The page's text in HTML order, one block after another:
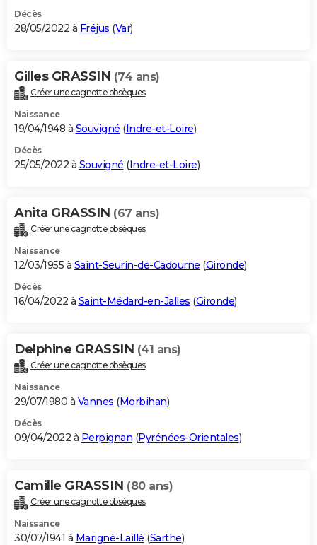
Décès
28/05/2022 à Fréjus (Var)
Gilles GRASSIN (74 ans)
Créer une cagnotte obsèques
Naissance
19/04/1948 à Souvigné (Indre-et-Loire)
Décès
25/05/2022 à Souvigné (Indre-et-Loire)
Anita GRASSIN (67 ans)
Créer une cagnotte obsèques
Naissance
12/03/1955 à Saint-Seurin-de-Cadourne (Gironde)
Décès
16/04/2022 à Saint-Médard-en-Jalles (Gironde)
Delphine GRASSIN (41 ans)
Créer une cagnotte obsèques
Naissance
29/07/1980 à Vannes (Morbihan)
Décès
09/04/2022 à Perpignan (Pyrénées-Orientales)
Camille GRASSIN (80 ans)
Créer une cagnotte obsèques
Naissance
30/07/1941 à Marigné-Laillé (Sarthe)